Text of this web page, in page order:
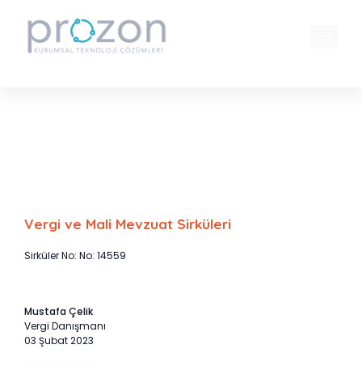
Vergi ve Mali Mevzuat Sirküleri
Sirküler No: No: 14559
Mustafa Çelik
Vergi Danışmanı
03 Şubat 2023